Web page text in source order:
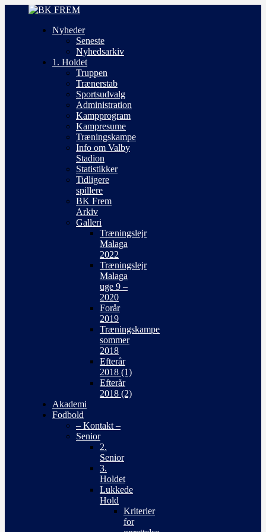
Nyheder
Seneste
Nyhedsarkiv
1. Holdet
Truppen
Trænerstab
Sportsudvalg
Administration
Kampprogram
Kampresume
Træningskampe
Info om Valby
Stadion
Statistikker
Tidligere
spillere
BK Frem
Arkiv
Galleri
Træningslejr
Malaga
2022
Træningslejr
Malaga
uge 9 –
2020
Forår
2019
Træningskampe
sommer
2018
Efterår
2018 (1)
Efterår
2018 (2)
Akademi
Fodbold
– Kontakt –
Senior
2.
Senior
3.
Holdet
Lukkede
Hold
Kriterier
for